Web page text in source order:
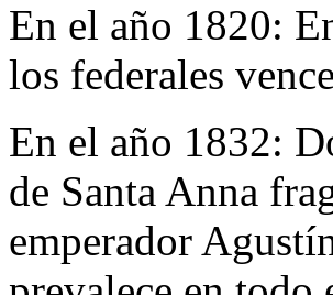
En el año 1820:
los federales
En el año 1832:
de Santa Anna
emperador